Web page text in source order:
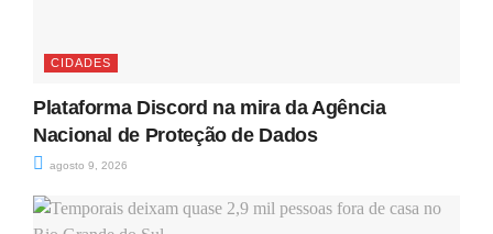
CIDADES
Plataforma Discord na mira da Agência
Nacional de Proteção de Dados
agosto 9, 2026